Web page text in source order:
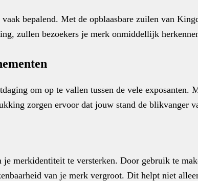
bepalend. Met de opblaasbare zuilen van
zullen bezoekers je merk onmiddellijk
om op te vallen tussen de vele
zorgen ervoor dat jouw stand de blikvanger
je merkidentiteit te versterken. Door gebruik te
van je merk vergroot. Dit helpt niet